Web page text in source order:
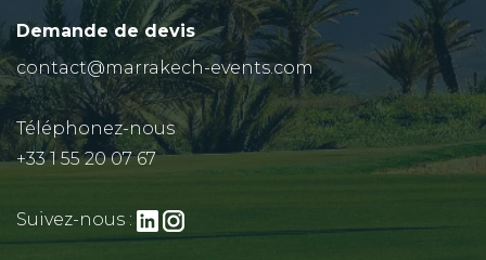
Demande de devis
contact@marrakech-events.com
Téléphonez-nous
+33 1 55 20 07 67
Suivez-nous :